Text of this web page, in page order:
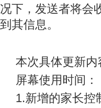
况下，发送者将会
到其信息。
本次具体更新内
屏幕使用时间：
1.新增的家长控